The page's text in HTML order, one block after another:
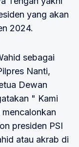
yang akan
2024.
sebagai
Nanti,
Dewan
" Kami
presiden PSI
atau akrab di